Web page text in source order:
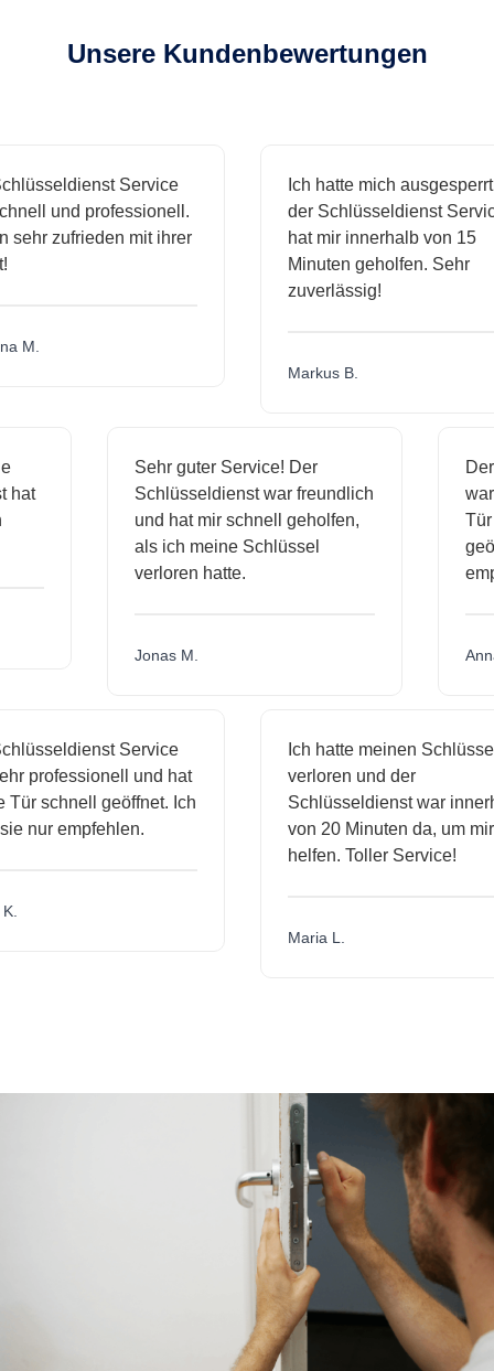
Unsere Kundenbewertungen
Service
und professionell.
zufrieden mit ihrer
M.
Ich hatte mich ausgesperrt
der Schlüsseldienst Service
hat mir innerhalb von 15
Minuten geholfen. Sehr
zuverlässig!
Markus B.
hat
Sehr guter Service! Der
Schlüsseldienst war freundlich
und hat mir schnell geholfen,
als ich meine Schlüssel
verloren hatte.
Jonas M.
Service
professionell und hat
schnell geöffnet. Ich
nur empfehlen.
Ich hatte meinen Schlüssel
verloren und der
Schlüsseldienst war
von 20 Minuten da, um mir
helfen. Toller Service!
Maria L.